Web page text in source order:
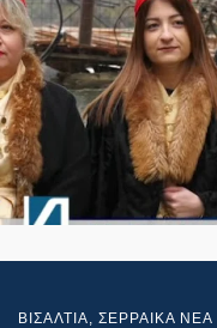
ΒΙΣΑΛΤΙΑ, ΣΕΡΡΑΙΚΑ ΝΕΑ